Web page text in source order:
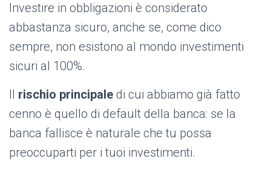
Investire in obbligazioni è considerato
abbastanza sicuro, anche se, come dico
sempre, non esistono al mondo investimenti
sicuri al 100%.
Il rischio principale di cui abbiamo già fatto
cenno è quello di default della banca: se la
banca fallisce è naturale che tu possa
preoccuparti per i tuoi investimenti.